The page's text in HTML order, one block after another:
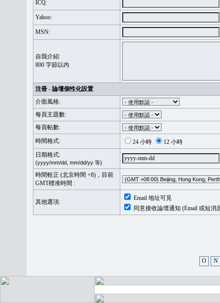
ICQ:
Yahoo:
MSN:
自我介紹:
800 字節以內
注冊 - 論壇個性化設置
介面風格:
每頁主題數:
每頁帖數:
時間格式:
24 小時
12 小時
日期格式:
(yyyy/mm/dd, mm/dd/yy 等)
時間較正 (北京時間 +8)，目前
GMT標准時間 :
其他選項:
Email 地址可見
同意接收論壇通知 (Email 或短消
O N